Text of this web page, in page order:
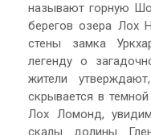
называют горную
берегов озера Лох
стены замка
легенду о
жители
скрывается в
Лох Ломонд,
скалы долины